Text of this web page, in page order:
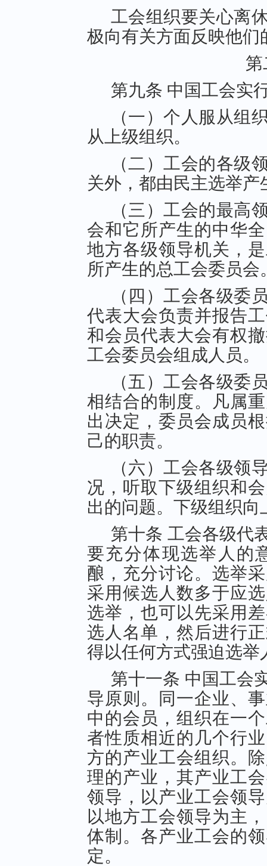
工会组织要关心离
极向有关方面反映他们
第
第九条 中国工会实
（一）个人服从组
从上级组织。
（二）工会的各级
关外，都由民主选举产
（三）工会的最高
会和它所产生的中华
地方各级领导机关，
所产生的总工会委员会
（四）工会各级委
代表大会负责并报告
和会员代表大会有权
工会委员会组成人员。
（五）工会各级委
相结合的制度。凡属
出决定，委员会成员
己的职责。
（六）工会各级领
况，听取下级组织和
出的问题。下级组织
第十条 工会各级代
要充分体现选举人的
酿，充分讨论。选举
采用候选人数多于应
选举，也可以先采用
选人名单，然后进行
得以任何方式强迫选
第十一条 中国工会
导原则。同一企业、
中的会员，组织在一
者性质相近的几个行
方的产业工会组织。
理的产业，其产业工
领导，以产业工会领
以地方工会领导为主
体制。各产业工会的
定。